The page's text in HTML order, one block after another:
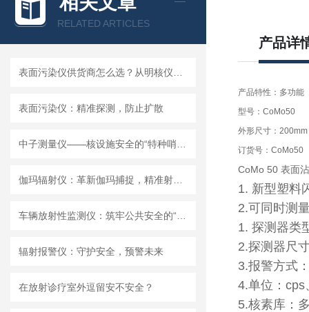
RELATED ARTICLES
表面污染仪：精准探测，防止扩散
辐射报警仪：守护安全，预警未来
在放射诊疗室外逗留安不安全？
产品详
产品特性：多功能
型号：CoMo50
外形尺寸：200mm
订货号：CoMo50
CoMo 50 表面
1. 新型塑料
2.可同时测
1. 探测器类
2.探测器尺
3.报警方式
4.单位：cps
5.核素库：